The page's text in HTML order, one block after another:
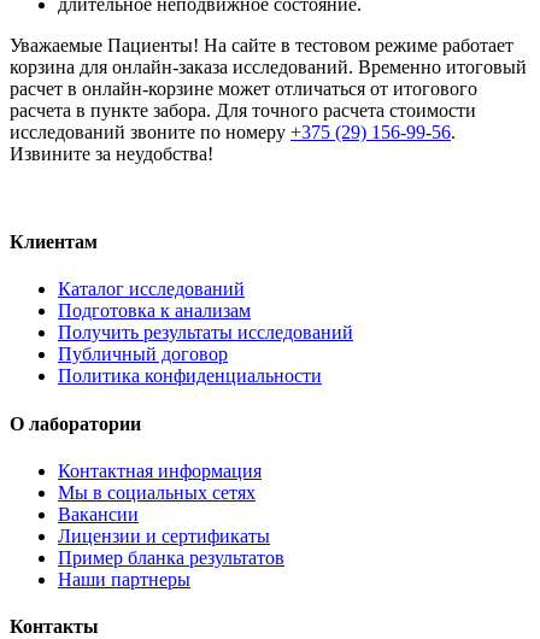
длительное неподвижное состояние.
Уважаемые Пациенты! На сайте в тестовом режиме работает
корзина для онлайн-заказа исследований. Временно итоговый
расчет в онлайн-корзине может отличаться от итогового
расчета в пункте забора. Для точного расчета стоимости
исследований звоните по номеру +375 (29) 156-99-56.
Извините за неудобства!
Клиентам
Каталог исследований
Подготовка к анализам
Получить результаты исследований
Публичный договор
Политика конфиденциальности
О лаборатории
Контактная информация
Мы в социальных сетях
Вакансии
Лицензии и сертификаты
Пример бланка результатов
Наши партнеры
Контакты